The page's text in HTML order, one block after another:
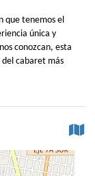
que tenemos el
única y
conozcan, esta
cabaret más